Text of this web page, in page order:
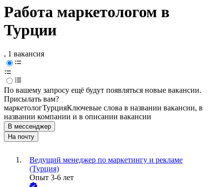
Работа маркетологом в
Турции
, 1 вакансия
По вашему запросу ещё будут появляться новые вакансии.
Присылать вам?
маркетологТурцияКлючевые слова в названии вакансии, в
названии компании и в описании вакансии
В мессенджер
На почту
Ведущий менеджер по маркетингу и рекламе
(Турция)
Опыт 3-6 лет